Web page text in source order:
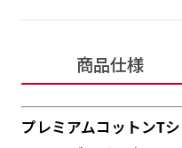
商品仕様
プレミアムコットンT
います。レジカウン
います。レジカウン